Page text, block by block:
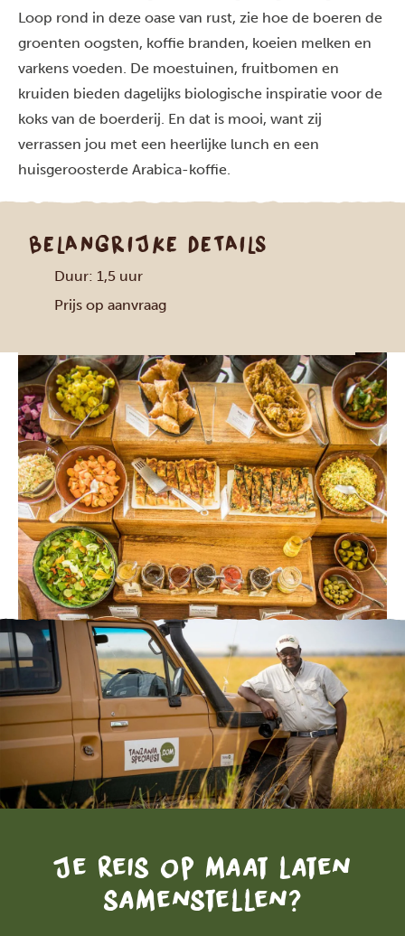
Loop rond in deze oase van rust, zie hoe de boeren de
groenten oogsten, koffie branden, koeien melken en
varkens voeden. De moestuinen, fruitbomen en
kruiden bieden dagelijks biologische inspiratie voor de
koks van de boerderij. En dat is mooi, want zij
verrassen jou met een heerlijke lunch en een
huisgeroosterde Arabica-koffie.
BELANGRIJKE DETAILS
Duur: 1,5 uur
Prijs op aanvraag
Je reis op maat laten
samenstellen?